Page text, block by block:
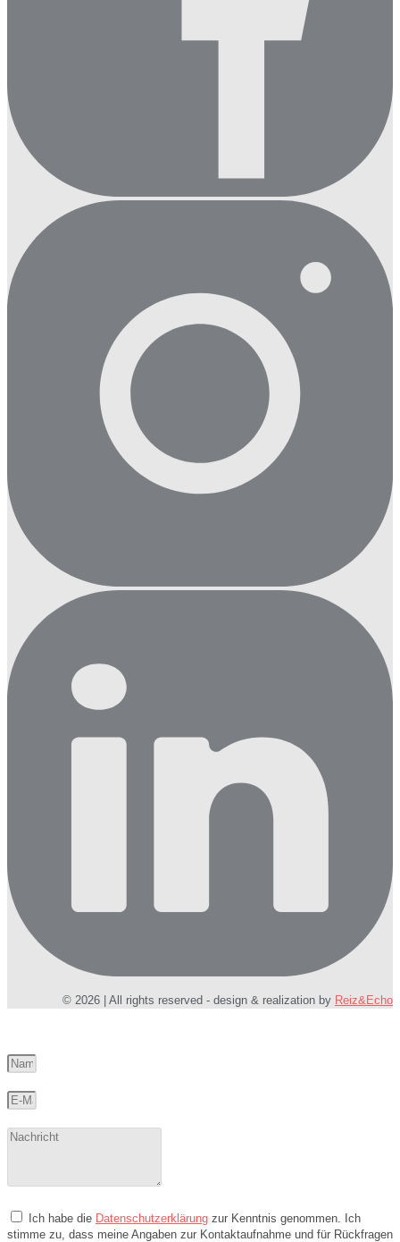
© 2026 | All rights reserved - design & realization by Reiz&Echo
Ich habe die Datenschutzerklärung zur Kenntnis genommen. Ich
stimme zu, dass meine Angaben zur Kontaktaufnahme und für Rückfragen